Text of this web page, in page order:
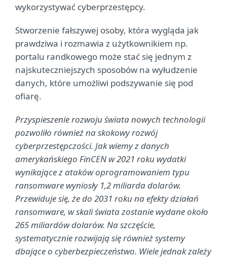
wykorzystywać cyberprzestępcy.
Stworzenie fałszywej osoby, która wygląda jak
prawdziwa i rozmawia z użytkownikiem np.
portalu randkowego może stać się jednym z
najskuteczniejszych sposobów na wyłudzenie
danych, które umożliwi podszywanie się pod
ofiarę.
Przyspieszenie rozwoju świata nowych technologii
pozwoliło również na skokowy rozwój
cyberprzestępczości. Jak wiemy z danych
amerykańskiego FinCEN w 2021 roku wydatki
wynikające z ataków oprogramowaniem typu
ransomware wyniosły 1,2 miliarda dolarów.
Przewiduje się, że do 2031 roku na efekty działań
ransomware, w skali świata zostanie wydane około
265 miliardów dolarów. Na szczęście,
systematycznie rozwijają się również systemy
dbające o cyberbezpieczeństwo. Wiele jednak zależy